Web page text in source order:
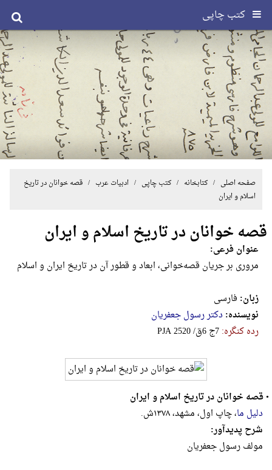
کتب چاپی
صفحه اصلی / کتابخانه /کتب چاپی /ادبیات عرب / قصه خوانان در تاریخ
اسلام و ایران
قصه خوانان در تاریخ اسلام و ایران
عنوان فرعی:
مروری‌ بر جریان‌ قصه‌خوانی‌، ابعاد و قطور آن‌ در تاریخ‌ ایران‌ و اسلام‌
زبان: فارسی
نویسنده: دکتر رسول جعفریان
رده کنگره:‎P‎J‎A‎ ‎2‎5‎2‎0‎ ‎/‎ق‎6‎ ‎ج‎7
•قصه خوانان در تاریخ اسلام و ایران
دلیل ما، چاپ اول، مشهد، ۱۳۷۸ش.
شرح پدیدآور:
مولف رسول جعفریان